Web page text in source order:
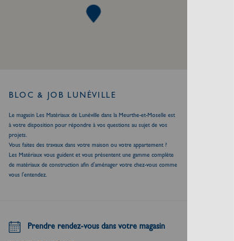
BLOC & JOB LUNÉVILLE
Le magasin Les Matériaux de Lunéville dans la Meurthe-et-Moselle est
à votre disposition pour répondre à vos questions au sujet de vos
projets.
Vous faites des travaux dans votre maison ou votre appartement ?
Les Matériaux vous guident et vous présentent une gamme complète
de matériaux de construction afin d'aménager votre chez-vous comme
vous l'entendez.
Prendre rendez-vous dans votre magasin